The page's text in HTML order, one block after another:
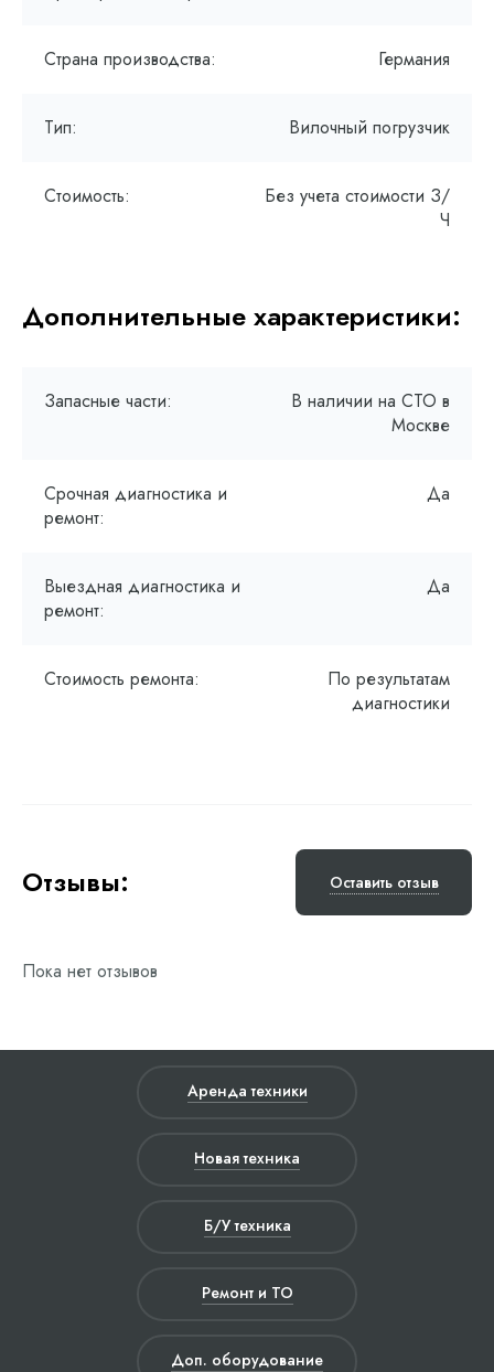
Страна производства: Германия
Тип: Вилочный погрузчик
Стоимость:
Без учета стоимости З/
Ч
Дополнительные характеристики:
Запасные части:
В наличии на СТО в
Москве
Срочная диагностика и
ремонт:
Да
Выездная диагностика и
ремонт:
Да
Стоимость ремонта:
По результатам
диагностики
Отзывы: Оставить отзыв
Пока нет отзывов
Аренда техники
Новая техника
Б/У техника
Ремонт и ТО
Доп. оборудование